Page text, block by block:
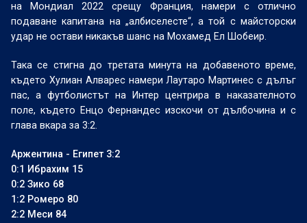
на Мондиал 2022 срещу Франция, намери с отлично
подаване капитана на „албиселесте“, а той с майсторски
удар не остави никакъв шанс на Мохамед Ел Шобеир.
Taка се стигна до третата минута на добавеното време,
където Хулиан Алварес намери Лаутаро Мартинес с дълъг
пас, а футболистът на Интер центрира в наказателното
поле, където Енцо Фернандес изскочи от дълбочина и с
глава вкара за 3:2.
Аржентина - Египет 3:2
0:1 Ибрахим 15
0:2 Зико 68
1:2 Ромеро 80
2:2 Меси 84